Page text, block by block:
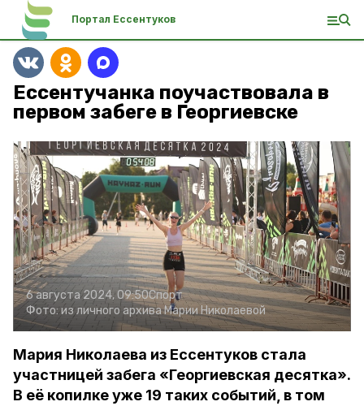
Портал Ессентуков
Ессентучанка поучаствовала в
первом забеге в Георгиевске
6 августа 2024, 09:50Спорт
Фото:из личного архива Марии Николаевой
Мария Николаева из Ессентуков стала
участницей забега «Георгиевская десятка».
В её копилке уже 19 таких событий, в том